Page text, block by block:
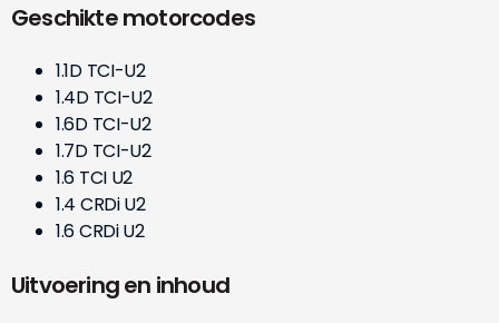
Geschikte motorcodes
1.1D TCI-U2
1.4D TCI-U2
1.6D TCI-U2
1.7D TCI-U2
1.6 TCI U2
1.4 CRDi U2
1.6 CRDi U2
Uitvoering en inhoud